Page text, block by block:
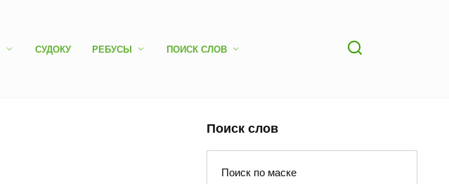
СУДОКУ РЕБУСЫ ПОИСК СЛОВ
Поиск слов
Поиск по маске